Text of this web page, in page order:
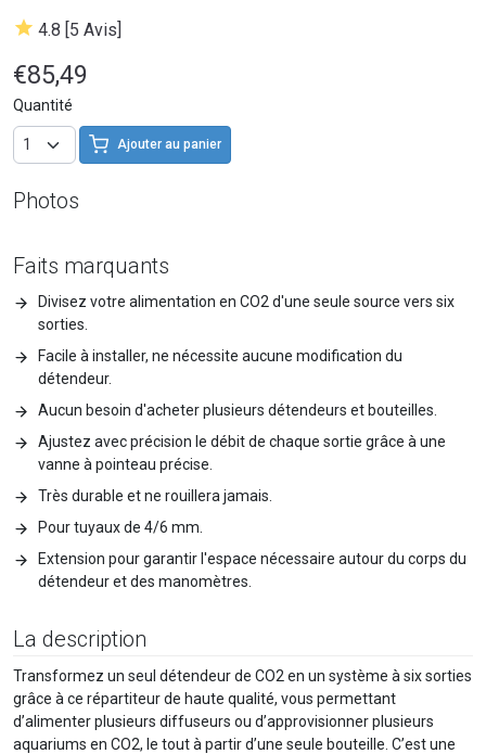
4.8 [5 Avis]
€85,49
Quantité
Ajouter au panier
Faits marquants
Divisez votre alimentation en CO2 d'une seule source vers six
sorties.
Facile à installer, ne nécessite aucune modification du
détendeur.
Aucun besoin d'acheter plusieurs détendeurs et bouteilles.
Ajustez avec précision le débit de chaque sortie grâce à une
vanne à pointeau précise.
Très durable et ne rouillera jamais.
Pour tuyaux de 4/6 mm.
Extension pour garantir l'espace nécessaire autour du corps du
détendeur et des manomètres.
La description
Transformez un seul détendeur de CO2 en un système à six sorties
grâce à ce répartiteur de haute qualité, vous permettant
d’alimenter plusieurs diffuseurs ou d’approvisionner plusieurs
aquariums en CO2, le tout à partir d’une seule bouteille. C’est une
Photos